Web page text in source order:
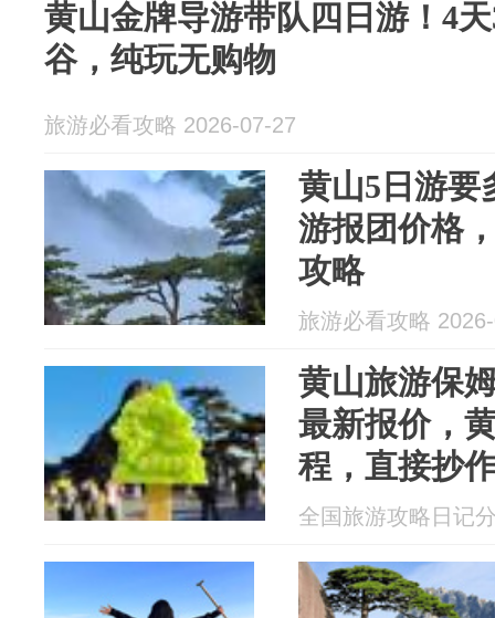
黄山金牌导游带队四日游！4
谷，纯玩无购物
旅游必看攻略 2026-07-27
黄山5日游要
游报团价格
攻略
旅游必看攻略
黄山旅游保
最新报价，
程，直接抄
全国旅游攻略日记